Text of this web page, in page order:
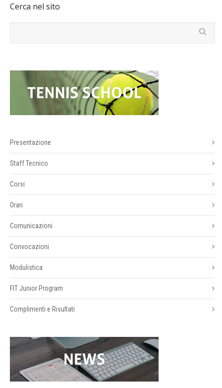
Cerca nel sito
Presentazione
Staff Tecnico
Corsi
Orari
Comunicazioni
Convocazioni
Modulistica
FIT Junior Program
Complimenti e Risultati